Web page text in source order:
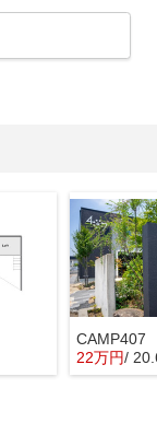
CAMP407
22万円/